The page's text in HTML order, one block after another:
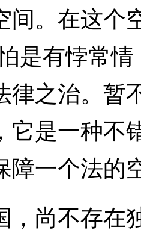
间。在这个
是有悖常
律之治。暂
它是一种不
障一个法的
尚不存在